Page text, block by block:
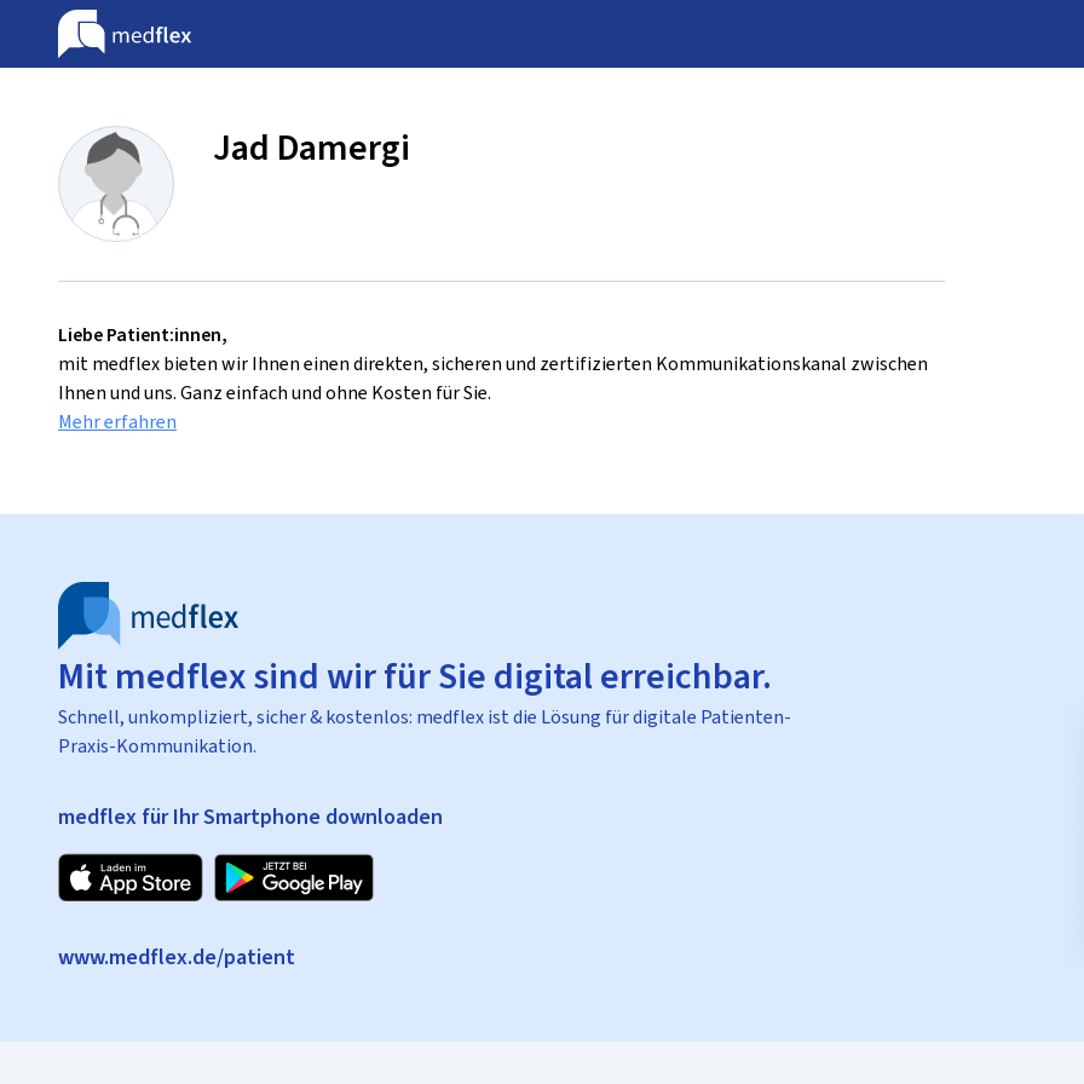
Jad Damergi
Liebe Patient:innen,
mit medflex bieten wir Ihnen einen direkten, sicheren und zertifizierten Kommunikationskanal zwischen
Ihnen und uns. Ganz einfach und ohne Kosten für Sie.
Mehr erfahren
Mit medflex sind wir für Sie digital erreichbar.
Schnell, unkompliziert, sicher & kostenlos: medflex ist die Lösung für digitale Patienten-
Praxis-Kommunikation.
medflex für Ihr Smartphone downloaden
www.medflex.de/patient